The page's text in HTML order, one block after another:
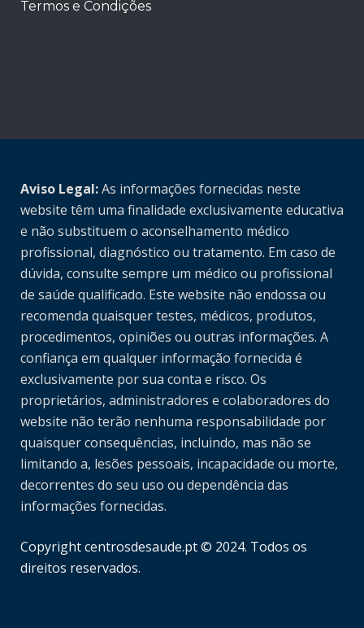
Termos e Condições
Aviso Legal:As informações fornecidas neste
website têm uma finalidade exclusivamente educativa
e não substituem o aconselhamento médico
profissional, diagnóstico ou tratamento. Em caso de
dúvida, consulte sempre um médico ou profissional
de saúde qualificado. Este website não endossa ou
recomenda quaisquer testes, médicos, produtos,
procedimentos, opiniões ou outras informações. A
confiança em qualquer informação fornecida é
exclusivamente por sua conta e risco. Os
proprietários, administradores e colaboradores do
website não terão nenhuma responsabilidade por
quaisquer consequências, incluindo, mas não se
limitando a, lesões pessoais, incapacidade ou morte,
decorrentes do seu uso ou dependência das
informações fornecidas.
Copyright centrosdesaude.pt © 2024. Todos os
direitos reservados.